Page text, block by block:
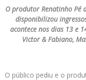
O produtor Renatinho Pé
disponibilizou
acontece nos dias 13 e
Victor & Fabiano,
O público pediu e o